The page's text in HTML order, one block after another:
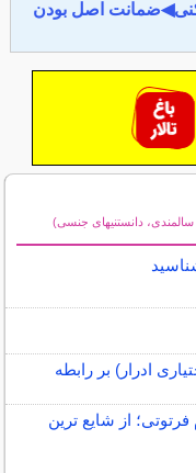
اصل بودن
سالمندی، دانستنیهای جنسی)
ادرار) بر رابطه
از شایع ترین